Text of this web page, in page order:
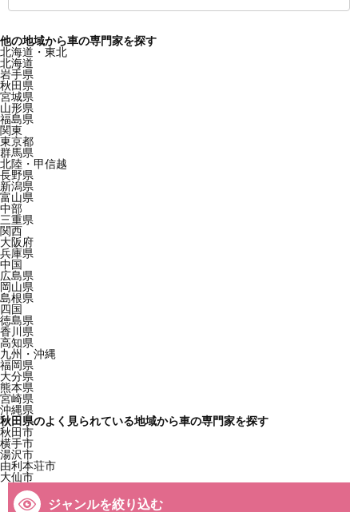
他の地域から車の専門家を探す
北海道・東北
北海道
岩手県
秋田県
宮城県
山形県
福島県
関東
東京都
群馬県
北陸・甲信越
長野県
新潟県
富山県
中部
三重県
関西
大阪府
兵庫県
中国
広島県
岡山県
島根県
四国
徳島県
香川県
高知県
九州・沖縄
福岡県
大分県
熊本県
宮崎県
沖縄県
秋田県のよく見られている地域から車の専門家を探す
秋田市
横手市
湯沢市
由利本荘市
大仙市
ジャンルを絞り込む